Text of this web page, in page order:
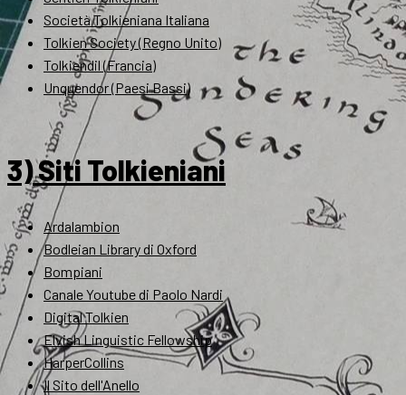
Società Tolkieniana Italiana
Tolkien Society (Regno Unito)
Tolkiendil (Francia)
Unquendor (Paesi Bassi)
3) Siti Tolkieniani
Ardalambion
Bodleian Library di Oxford
Bompiani
Canale Youtube di Paolo Nardi
Digital Tolkien
Elvish Linguistic Fellowship
HarperCollins
Il Sito dell'Anello